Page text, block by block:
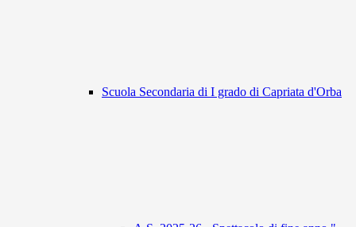
Scuola Secondaria di I grado di Capriata d'Orba